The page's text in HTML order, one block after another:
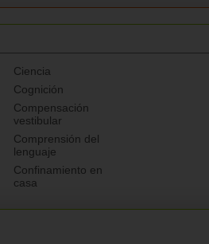
Ciencia
Cognición
Compensación
vestibular
Comprensión del
lenguaje
Confinamiento en
casa